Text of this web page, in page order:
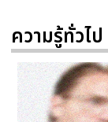
ความรู้ทั่วไป